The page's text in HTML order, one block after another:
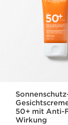
50+ mit Anti-
Wirkung